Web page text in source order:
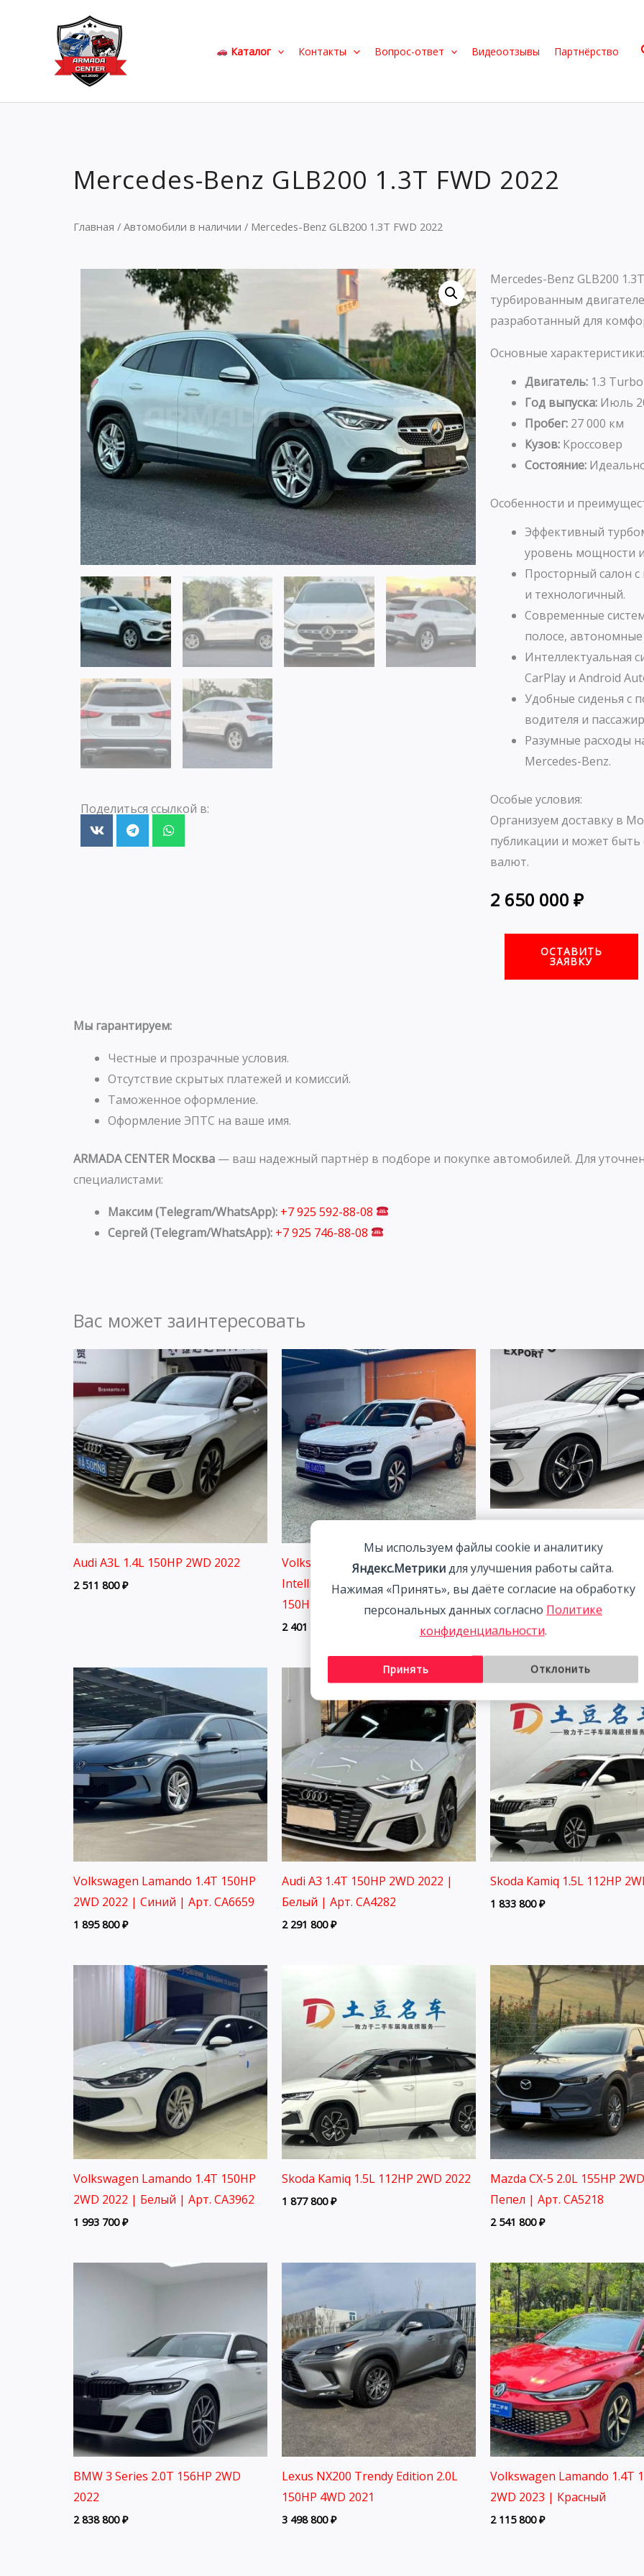
содержимому
Каталог Контакты Вопрос-ответ Видеоотзывы Партнёрство
Mercedes-Benz GLB200 1.3T FWD 2022
Главная / Автомобили в наличии / Mercedes-Benz GLB200 1.3T FWD 2022
Поделиться ссылкой в:
Mercedes-Benz GLB200
турбированным
разработанный для
Основные характеристики:
Двигатель: 1.3
Год выпуска: Июль
Пробег: 27 000 км
Кузов: Кроссовер
Состояние:
Особенности и
Эффективный
уровень мощности
Просторный салон
и технологичный.
Современные
полосе,
Интеллектуальная
CarPlay и Android
Удобные сиденья с
водителя и
Разумные расходы
Mercedes-Benz.
Особые условия:
Организуем доставку в
публикации и может быть
валют.
2 650 000 ₽
ОСТАВИТЬ
ЗАЯВКУ
Мы гарантируем:
Честные и прозрачные условия.
Отсутствие скрытых платежей и комиссий.
Таможенное оформление.
Оформление ЭПТС на ваше имя.
ARMADA CENTER Москва — ваш надежный партнёр в подборе и покупке автомобилей. Для
специалистами:
Максим (Telegram/WhatsApp): +7 925 592-88-08
Сергей (Telegram/WhatsApp): +7 925 746-88-08
Вас может заинтересовать
Audi A3L 1.4L 150HP 2WD 2022
2 511 800₽
Volkswagen Tanyue 280TSI Luxury
Intelligent Connection Edition 1.4T
150HP 2WD 2022
2 401 800
Audi A3 1.4T 150HP 2WD
Белый | Арт. CA6456
2 291 800₽
Volkswagen Lamando 1.4T 150HP
2WD 2022 | Синий | Арт. CA6659
1 895 800₽
Audi A3 1.4T 150HP 2WD 2022 |
Белый | Арт. CA4282
2 291 800₽
Skoda Kamiq 1.5L 112HP
1 833 800₽
Volkswagen Lamando 1.4T 150HP
2WD 2022 | Белый | Арт. CA3962
1 993 700₽
Skoda Kamiq 1.5L 112HP 2WD 2022
1 877 800₽
Mazda CX-5 2.0L 155HP
Пепел | Арт. CA5218
2 541 800₽
BMW 3 Series 2.0T 156HP 2WD
2022
2 838 800₽
Lexus NX200 Trendy Edition 2.0L
150HP 4WD 2021
3 498 800₽
Volkswagen Lamando 1.4T
2WD 2023 | Красный
2 115 800₽
Мы используем файлы cookie и аналитику
Яндекс.Метрикидля улучшения работы сайта.
Нажимая «Принять», вы даёте согласие на обработку
персональных данных согласно Политике
конфиденциальности.
Принять Отклонить